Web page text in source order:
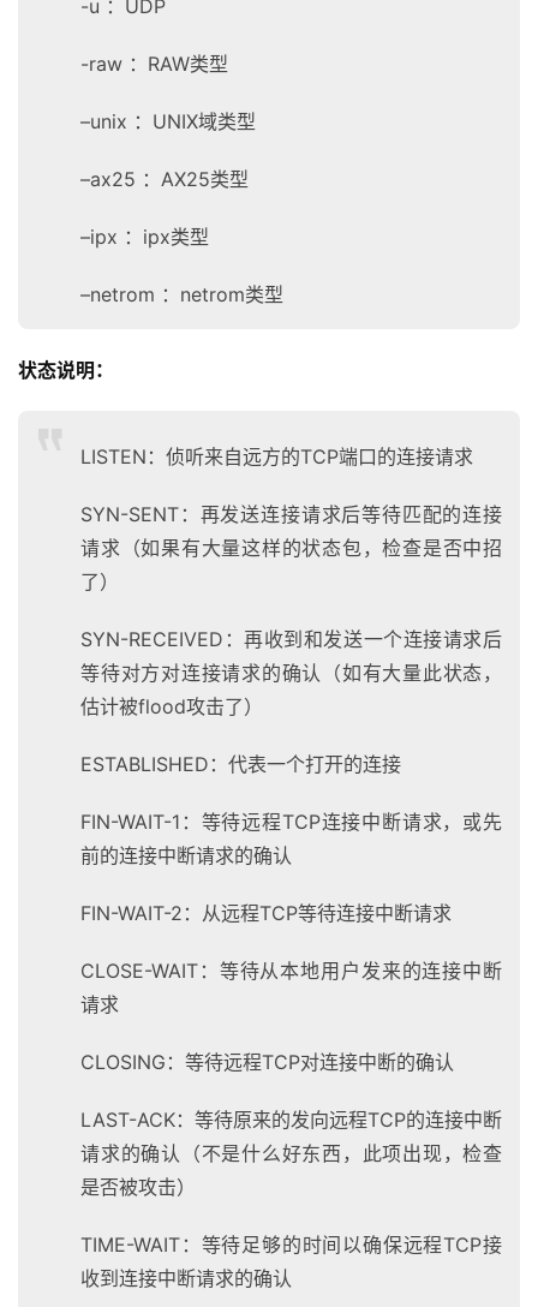
-u ：UDP
-raw ：RAW类型
–unix ：UNIX域类型
–ax25 ：AX25类型
–ipx ：ipx类型
–netrom ：netrom类型
状态说明：
LISTEN：侦听来自远方的TCP端口的连接请求
SYN-SENT：再发送连接请求后等待匹配的连接
请求（如果有大量这样的状态包，检查是否中招
了）
SYN-RECEIVED：再收到和发送一个连接请求后
等待对方对连接请求的确认（如有大量此状态，
估计被flood攻击了）
ESTABLISHED：代表一个打开的连接
FIN-WAIT-1：等待远程TCP连接中断请求，或先
前的连接中断请求的确认
FIN-WAIT-2：从远程TCP等待连接中断请求
CLOSE-WAIT：等待从本地用户发来的连接中断
请求
CLOSING：等待远程TCP对连接中断的确认
LAST-ACK：等待原来的发向远程TCP的连接中断
请求的确认（不是什么好东西，此项出现，检查
是否被攻击）
TIME-WAIT：等待足够的时间以确保远程TCP接
收到连接中断请求的确认